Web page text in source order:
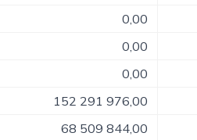
0,00
0,00
0,00
152 291 976,00
68 509 844,00